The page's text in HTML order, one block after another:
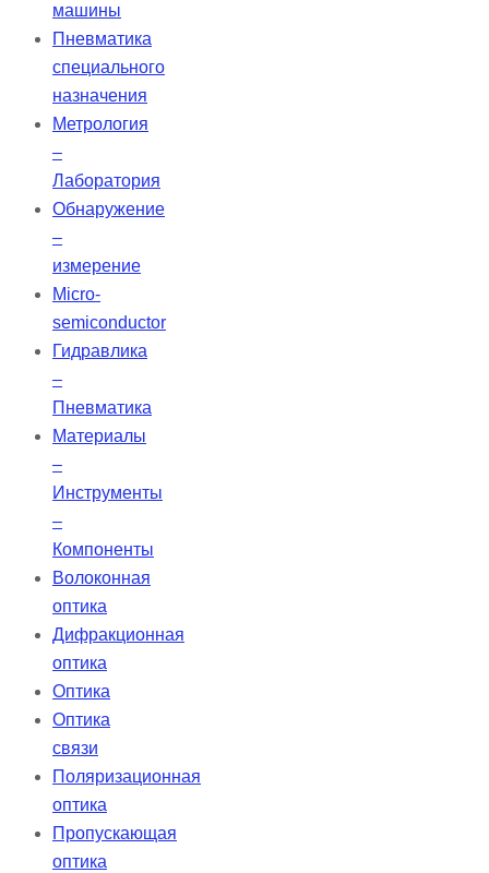
машины
Пневматика
специального
назначения
Метрология
–
Лаборатория
Обнаружение
–
измерение
Micro-
semiconductor
Гидравлика
–
Пневматика
Материалы
–
Инструменты
–
Компоненты
Волоконная
оптика
Дифракционная
оптика
Оптика
Оптика
связи
Поляризационная
оптика
Пропускающая
оптика